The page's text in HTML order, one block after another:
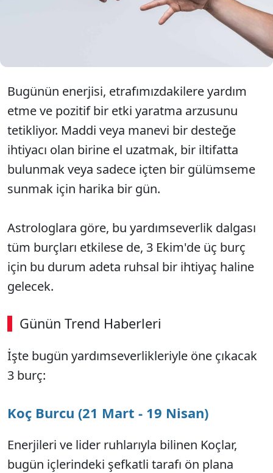
çağrıda bulunuyor. Bu burçların temsilcileri,
bugün içlerinde başkalarına el uzatmak için karşı
Bugünün enerjisi, etrafımızdakilere yardım
etme ve pozitif bir etki yaratma arzusunu
tetikliyor. Maddi veya manevi bir desteğe
ihtiyacı olan birine el uzatmak, bir iltifatta
bulunmak veya sadece içten bir gülümseme
sunmak için harika bir gün.
Astrologlara göre, bu yardımseverlik dalgası
tüm burçları etkilese de, 3 Ekim'de üç burç
için bu durum adeta ruhsal bir ihtiyaç haline
gelecek.
Günün Trend Haberleri
İşte bugün yardımseverlikleriyle öne çıkacak
3 burç:
Koç Burcu (21 Mart - 19 Nisan)
Enerjileri ve lider ruhlarıyla bilinen Koçlar,
bugün içlerindeki şefkatli tarafı ön plana